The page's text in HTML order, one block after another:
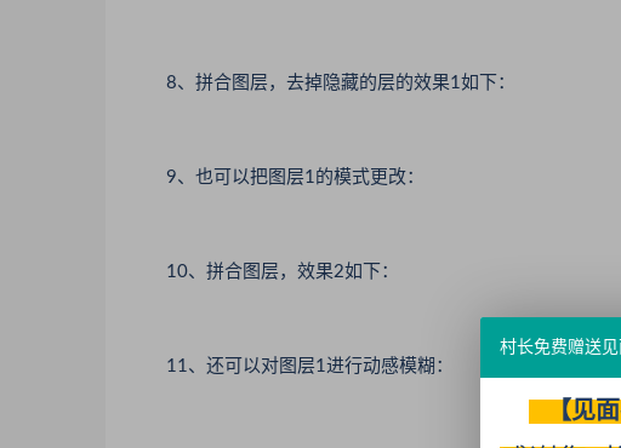
8、拼合图层，去掉隐藏的层的效果1如下：
9、也可以把图层1的模式更改：
10、拼合图层，效果2如下：
11、还可以对图层1进行动感模糊：
村长免费赠送
【见